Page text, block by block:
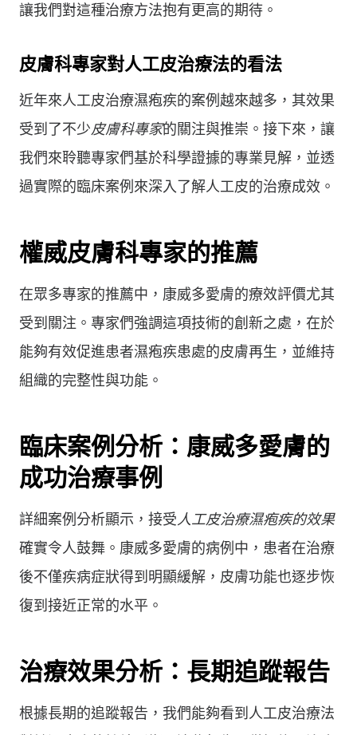
讓我們對這種治療方法抱有更高的期待。
皮膚科專家對人工皮治療法的看法
近年來人工皮治療濕疱疾的案例越來越多，其效果
受到了不少皮膚科專家的關注與推崇。接下來，讓
我們來聆聽專家們基於科學證據的專業見解，並透
過實際的臨床案例來深入了解人工皮的治療成效。
權威皮膚科專家的推薦
在眾多專家的推薦中，康威多愛膚的療效評價尤其
受到關注。專家們強調這項技術的創新之處，在於
能夠有效促進患者濕疱疾患處的皮膚再生，並維持
組織的完整性與功能。
臨床案例分析：康威多愛膚的
成功治療事例
詳細案例分析顯示，接受人工皮治療濕疱疾的效果
確實令人鼓舞。康威多愛膚的病例中，患者在治療
後不僅疾病症狀得到明顯緩解，皮膚功能也逐步恢
復到接近正常的水平。
治療效果分析：長期追蹤報告
根據長期的追蹤報告，我們能夠看到人工皮治療法